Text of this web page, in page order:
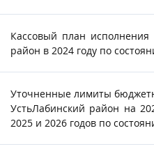
Кассовый план
район в 2024 году по
Уточненные лимиты
УстьЛабинский район на
2025 и 2026 годов по